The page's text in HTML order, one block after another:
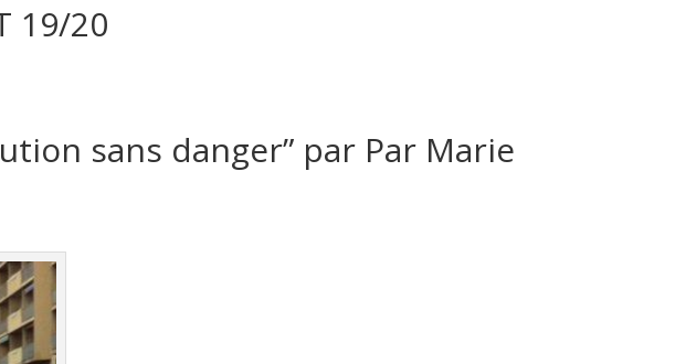
19/20
sans danger” par Par Marie